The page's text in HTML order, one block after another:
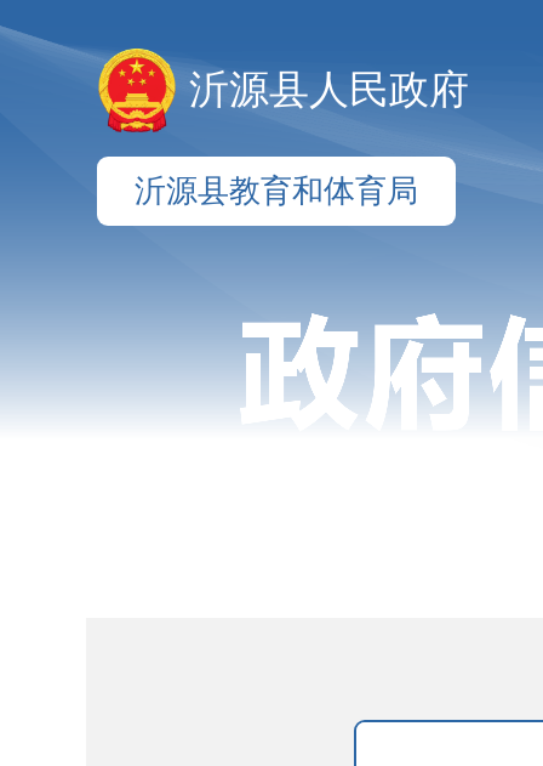
沂源县人民政府
沂源县教育和体育局